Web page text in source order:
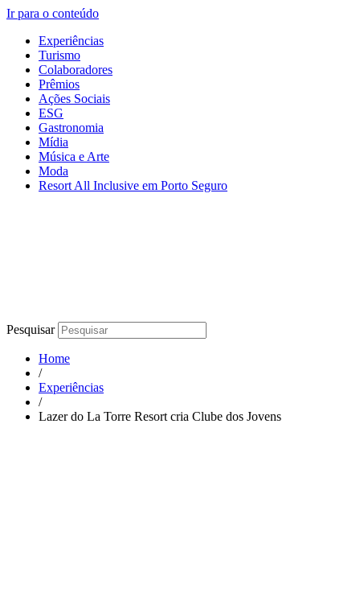
Ir para o conteúdo
Experiências
Turismo
Colaboradores
Prêmios
Ações Sociais
ESG
Gastronomia
Mídia
Música e Arte
Moda
Resort All Inclusive em Porto Seguro
Pesquisar
Home
/
Experiências
/
Lazer do La Torre Resort cria Clube dos Jovens